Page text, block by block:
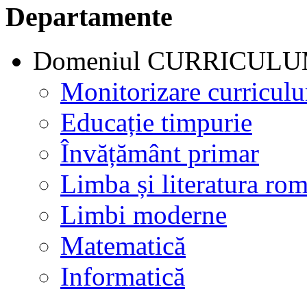
Departamente
Domeniul
Monitorizare
Educație timpurie
Învățământ primar
Limba și literatura
Limbi moderne
Matematică
Informatică